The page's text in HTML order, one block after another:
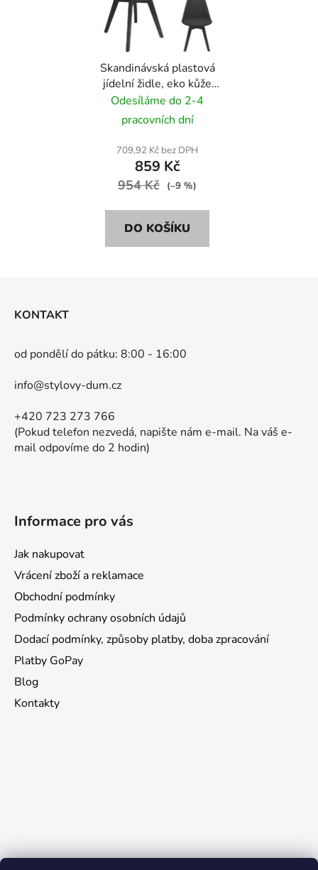
Skandinávská plastová
jídelní židle, eko kůže
Stylo OSLO - černá
(černé nohy)
Odesíláme do 2-4
pracovních dní
709,92 Kč bez DPH
859 Kč
954 Kč (–9 %)
DO KOŠÍKU
KONTAKT
od pondělí do pátku: 8:00 - 16:00
info@stylovy-dum.cz
+420 723 273 766
(Pokud telefon nezvedá, napište nám e-mail. Na váš e-
mail odpovíme do 2 hodin)
Informace pro vás
Jak nakupovat
Vrácení zboží a reklamace
Obchodní podmínky
Podmínky ochrany osobních údajů
Dodací podmínky, způsoby platby, doba zpracování
Platby GoPay
Blog
Kontakty